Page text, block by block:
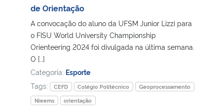
de Orientação
A convocação do aluno da UFSM Junior Lizzi para
o FISU World University Championship
Orienteering 2024 foi divulgada na última semana.
O […]
Categoria: Esporte
Tags:
CEFD Colégio Politécnico
Geoprocessamento
Nieems
orientação